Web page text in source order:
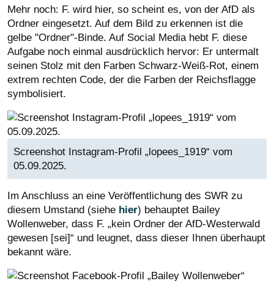
Mehr noch: F. wird hier, so scheint es, von der AfD als
Ordner eingesetzt. Auf dem Bild zu erkennen ist die
gelbe "Ordner"-Binde. Auf Social Media hebt F. diese
Aufgabe noch einmal ausdrücklich hervor: Er untermalt
seinen Stolz mit den Farben Schwarz-Weiß-Rot, einem
extrem rechten Code, der die Farben der Reichsflagge
symbolisiert.
Screenshot Instagram-Profil „lopees_1919“ vom
05.09.2025.
Im Anschluss an eine Veröffentlichung des SWR zu
diesem Umstand (siehe hier) behauptet Bailey
Wollenweber, dass F. „kein Ordner der AfD-Westerwald
gewesen [sei]“ und leugnet, dass dieser Ihnen überhaupt
bekannt wäre.